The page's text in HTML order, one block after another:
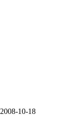
2008-10-18